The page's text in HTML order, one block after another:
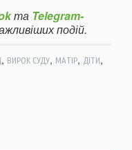
та Telegram-
подій.
, ВИРОК СУДУ, МАТІР, ДІТИ,